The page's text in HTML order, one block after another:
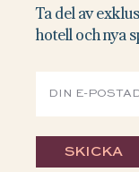
Ta del av
hotell och nya
SKICKA